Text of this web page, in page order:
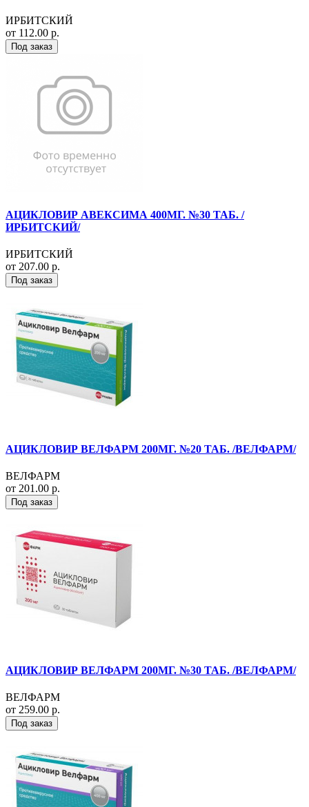
ИРБИТСКИЙ
от 112.00 р.
Под заказ
АЦИКЛОВИР АВЕКСИМА 400МГ. №30 ТАБ. /
ИРБИТСКИЙ/
ИРБИТСКИЙ
от 207.00 р.
Под заказ
АЦИКЛОВИР ВЕЛФАРМ 200МГ. №20 ТАБ. /ВЕЛФАРМ/
ВЕЛФАРМ
от 201.00 р.
Под заказ
АЦИКЛОВИР ВЕЛФАРМ 200МГ. №30 ТАБ. /ВЕЛФАРМ/
ВЕЛФАРМ
от 259.00 р.
Под заказ